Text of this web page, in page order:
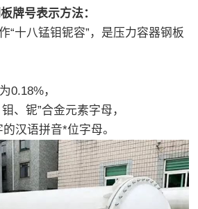
牌号表示方法：
“十八锰钼铌容”，是压力容器钢板
0.18%，
、铌”合金元素字母，
的汉语拼音*位字母。